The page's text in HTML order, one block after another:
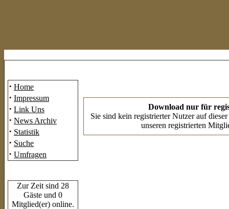
· Home
· Impressum
· Link Uns
· News Archiv
· Statistik
· Suche
· Umfragen
Zur Zeit sind 28
Gäste und 0
Mitglied(er) online.
Download nur für
Sie sind kein registrierter Nutzer auf
unseren registrierten